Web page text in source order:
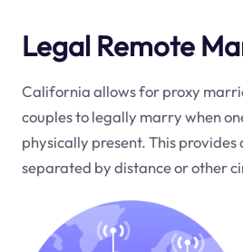
Legal Remote
California allows for proxy
couples to legally marry when
physically present. This provides
separated by distance or other